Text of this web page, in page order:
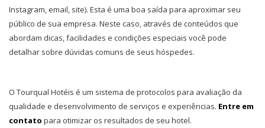
Instagram, email, site). Esta é uma boa saída para aproximar seu
público de sua empresa. Neste caso, através de conteúdos que
abordam dicas, facilidades e condições especiais você pode
detalhar sobre dúvidas comuns de seus hóspedes.
O Tourqual Hotéis é um sistema de protocolos para avaliação da
qualidade e desenvolvimento de serviços e experiências. Entre em
contato para otimizar os resultados de seu hotel.